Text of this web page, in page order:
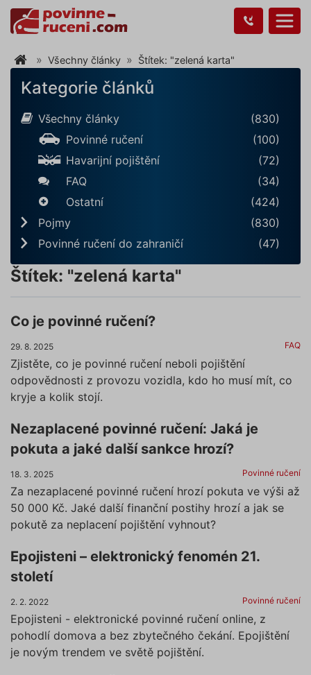
Všechny články Štítek: "zelená karta"
Kategorie článků
Všechny články
(830)
Povinné ručení
(100)
Havarijní pojištění
(72)
FAQ
(34)
Ostatní
(424)
Pojmy
(830)
Povinné ručení do zahraničí
(47)
Štítek: "zelená karta"
Co je povinné ručení?
29. 8. 2025 FAQ
Zjistěte, co je povinné ručení neboli pojištění
odpovědnosti z provozu vozidla, kdo ho musí mít, co
kryje a kolik stojí.
Nezaplacené povinné ručení: Jaká je
pokuta a jaké další sankce hrozí?
18. 3. 2025 Povinné ručení
Za nezaplacené povinné ručení hrozí pokuta ve výši až
50 000 Kč. Jaké další finanční postihy hrozí a jak se
pokutě za neplacení pojištění vyhnout?
Epojisteni – elektronický fenomén 21.
století
2. 2. 2022 Povinné ručení
Epojisteni - elektronické povinné ručení online, z
pohodlí domova a bez zbytečného čekání. Epojištění
je novým trendem ve světě pojištění.